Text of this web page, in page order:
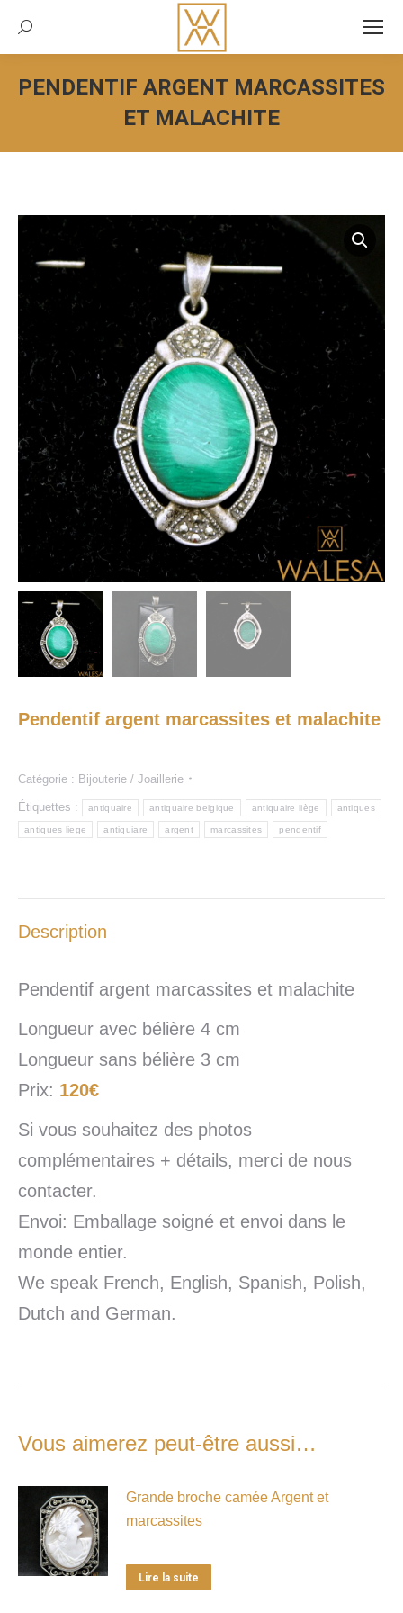
Recherche:
PENDENTIF ARGENT MARCASSITES
ET MALACHITE
Vous êtes ici :
Pendentif argent marcassites et malachite
Catégorie : Bijouterie / Joaillerie
Étiquettes : antiquaire antiquaire belgique antiquaire liège antiques
antiques liege antiquiare argent marcassites pendentif
Description
Pendentif argent marcassites et malachite
Longueur avec bélière 4 cm
Longueur sans bélière 3 cm
Prix: 120€
Si vous souhaitez des photos
complémentaires + détails, merci de nous
contacter.
Envoi: Emballage soigné et envoi dans le
monde entier.
We speak French, English, Spanish, Polish,
Dutch and German.
Vous aimerez peut-être aussi…
Grande broche camée Argent et
marcassites
Lire la suite